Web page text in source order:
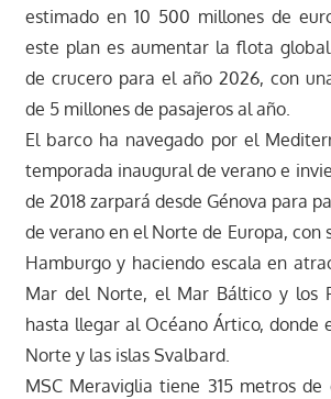
estimado en 10 500 millones de
este plan es aumentar la flota
de crucero para el año 2026, con
de 5 millones de pasajeros al año.
El barco ha navegado por el
temporada inaugural de verano e
de 2018 zarpará desde Génova para
de verano en el Norte de Europa, con
Hamburgo y haciendo escala en
Mar del Norte, el Mar Báltico y los
hasta llegar al Océano Ártico, donde
Norte y las islas Svalbard.
MSC Meraviglia tiene 315 metros de